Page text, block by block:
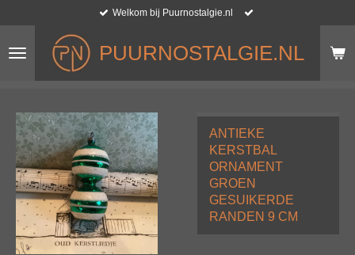
naar
hoofdinhoud
PUURNOSTALGIE.NL
Welkom bij Puurnostalgie.nl
ANTIEKE
KERSTBAL
ORNAMENT
GROEN
GESUIKERDE
RANDEN 9 CM